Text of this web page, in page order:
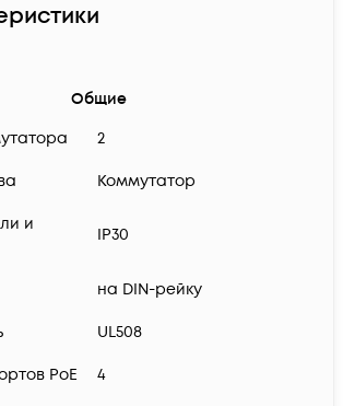
Общие
2
Коммутатор
и
IP30
на DIN-рейку
UL508
PoE 4